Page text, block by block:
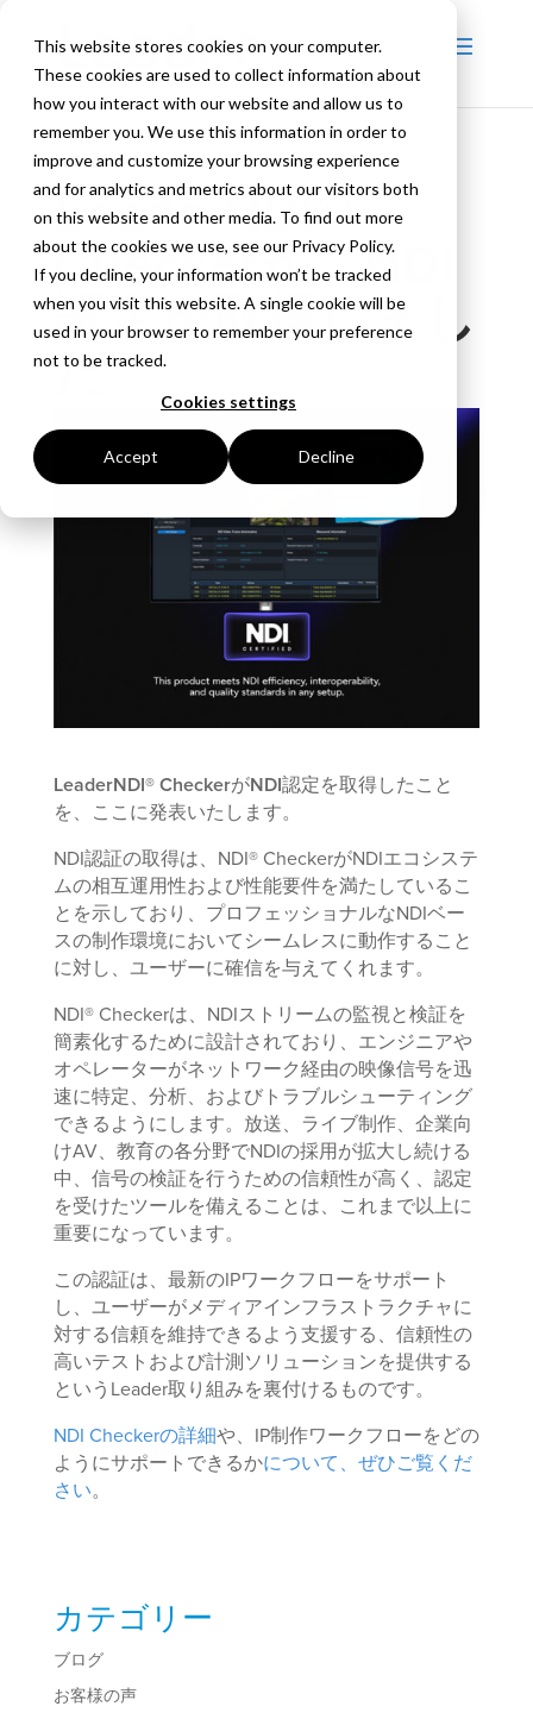
This website stores cookies on your computer.
These cookies are used to collect information about
how you interact with our website and allow us to
remember you. We use this information in order to
improve and customize your browsing experience
and for analytics and metrics about our visitors both
on this website and other media. To find out more
about the cookies we use, see our Privacy Policy.
If you decline, your information won’t be tracked
when you visit this website. A single cookie will be
used in your browser to remember your preference
not to be tracked.
Cookies settings
Accept Decline
LeaderNDI®
Checkerが、NDI
認定を取得しまし
た
LeaderNDI® CheckerがNDI認定を取得したこと
を、ここに発表いたします。
NDI認証の取得は、NDI® CheckerがNDIエコシステ
ムの相互運用性および性能要件を満たしているこ
とを示しており、プロフェッショナルなNDIベー
スの制作環境においてシームレスに動作すること
に対し、ユーザーに確信を与えてくれます。
NDI® Checkerは、NDIストリームの監視と検証を
簡素化するために設計されており、エンジニアや
オペレーターがネットワーク経由の映像信号を迅
速に特定、分析、およびトラブルシューティング
できるようにします。放送、ライブ制作、企業向
けAV、教育の各分野でNDIの採用が拡大し続ける
中、信号の検証を行うための信頼性が高く、認定
を受けたツールを備えることは、これまで以上に
重要になっています。
この認証は、最新のIPワークフローをサポート
し、ユーザーがメディアインフラストラクチャに
対する信頼を維持できるよう支援する、信頼性の
高いテストおよび計測ソリューションを提供する
というLeader取り組みを裏付けるものです。
NDI Checkerの詳細や、IP制作ワークフローをどの
ようにサポートできるかについて、ぜひご覧くだ
さい。
カテゴリー
ブログ
お客様の声